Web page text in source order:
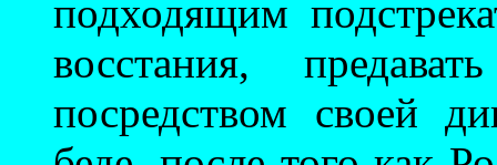
подходящим
восстания,
посредством своей